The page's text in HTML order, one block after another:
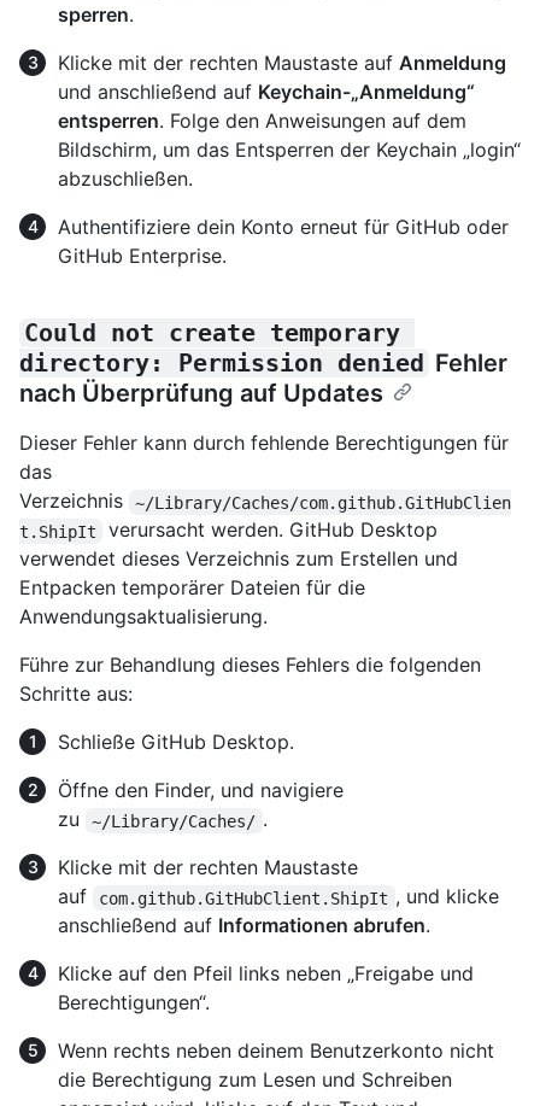
sperren.
Klicke mit der rechten Maustaste auf Anmeldung
und anschließend auf Keychain-„Anmeldung“
entsperren. Folge den Anweisungen auf dem
Bildschirm, um das Entsperren der Keychain „login“
abzuschließen.
Authentifiziere dein Konto erneut für GitHub oder
GitHub Enterprise.
Could not create temporary
directory: Permission denied Fehler
nach Überprüfung auf Updates
Dieser Fehler kann durch fehlende Berechtigungen für
das
Verzeichnis
~/Library/Caches/com.github.GitHubClien
t.ShipIt
verursacht werden. GitHub Desktop
verwendet dieses Verzeichnis zum Erstellen und
Entpacken temporärer Dateien für die
Anwendungsaktualisierung.
Führe zur Behandlung dieses Fehlers die folgenden
Schritte aus:
Schließe GitHub Desktop.
Öffne den Finder, und navigiere
zu
~/Library/Caches/ .
Klicke mit der rechten Maustaste
auf
com.github.GitHubClient.ShipIt , und klicke
anschließend auf Informationen abrufen.
Klicke auf den Pfeil links neben „Freigabe und
Berechtigungen“.
Wenn rechts neben deinem Benutzerkonto nicht
die Berechtigung zum Lesen und Schreiben